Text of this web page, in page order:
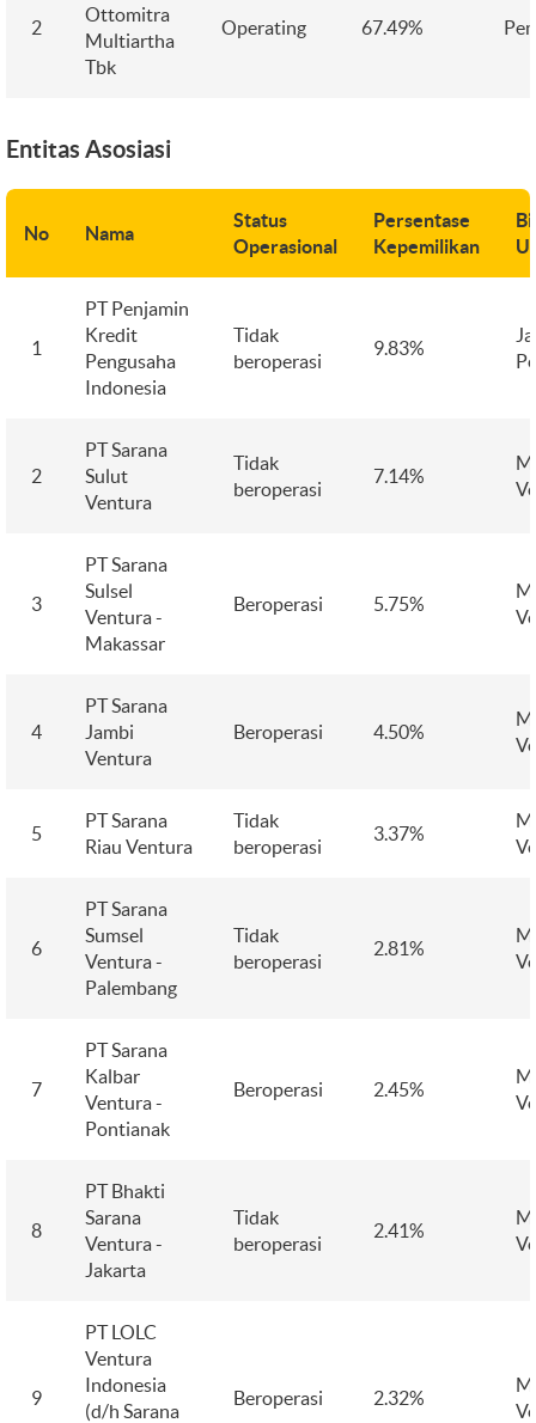
2
Ottomitra
Multiartha
Tbk
Operating 67.49%
Entitas Asosiasi
No Nama
Status
Operasional
Persentase
Kepemilikan
1
PT Penjamin
Kredit
Pengusaha
Indonesia
Tidak
beroperasi
9.83%
2
PT Sarana
Sulut
Ventura
Tidak
beroperasi
7.14%
3
PT Sarana
Sulsel
Ventura -
Makassar
Beroperasi 5.75%
4
PT Sarana
Jambi
Ventura
Beroperasi 4.50%
5
PT Sarana
Riau Ventura
Tidak
beroperasi
3.37%
6
PT Sarana
Sumsel
Ventura -
Palembang
Tidak
beroperasi
2.81%
7
PT Sarana
Kalbar
Ventura -
Pontianak
Beroperasi 2.45%
8
PT Bhakti
Sarana
Ventura -
Jakarta
Tidak
beroperasi
2.41%
9
PT LOLC
Ventura
Indonesia
(d/h Sarana
Beroperasi 2.32%